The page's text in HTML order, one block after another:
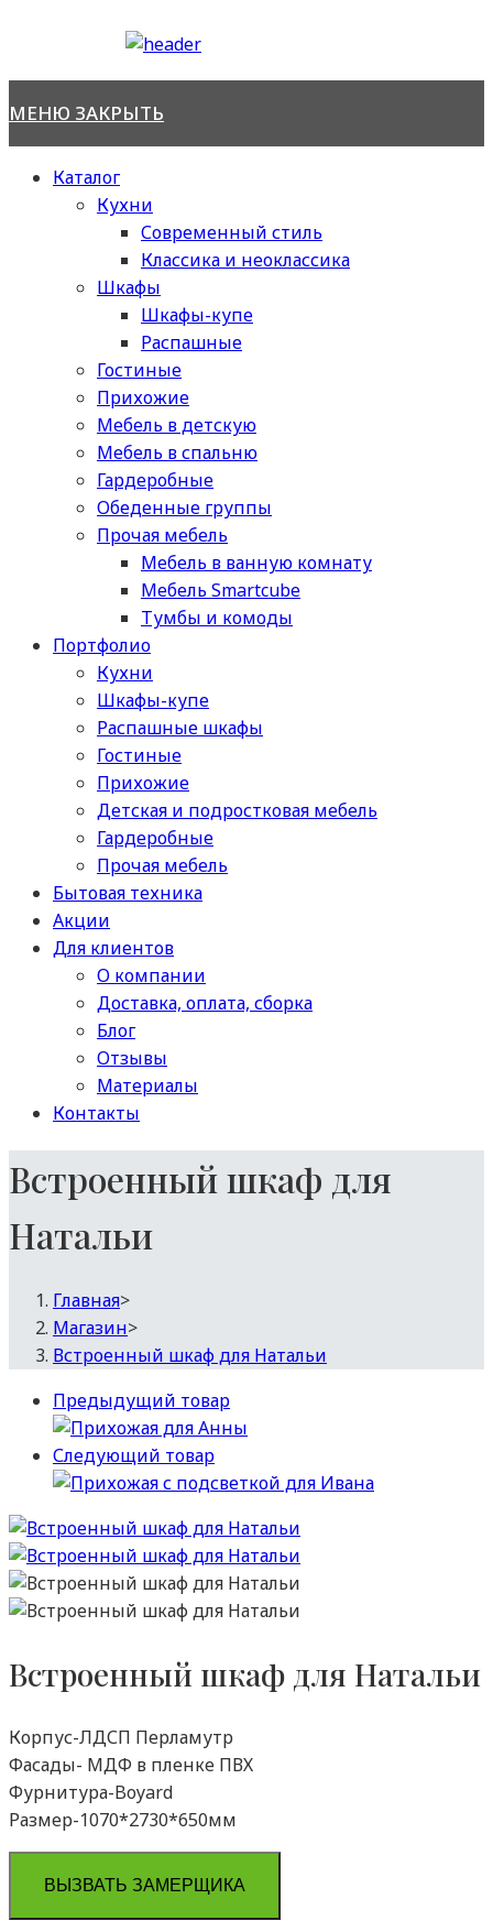
МЕНЮ ЗАКРЫТЬ
Каталог
Кухни
Современный стиль
Классика и неоклассика
Шкафы
Шкафы-купе
Распашные
Гостиные
Прихожие
Мебель в детскую
Мебель в спальню
Гардеробные
Обеденные группы
Прочая мебель
Мебель в ванную комнату
Мебель Smartcube
Тумбы и комоды
Портфолио
Кухни
Шкафы-купе
Распашные шкафы
Гостиные
Прихожие
Детская и подростковая мебель
Гардеробные
Прочая мебель
Бытовая техника
Акции
Для клиентов
О компании
Доставка, оплата, сборка
Блог
Отзывы
Материалы
Контакты
Встроенный шкаф для
Натальи
Главная>
Магазин>
Встроенный шкаф для Натальи
Предыдущий товар
Следующий товар
Встроенный шкаф для Натальи
Корпус-ЛДСП Перламутр
Фасады- МДФ в пленке ПВХ
Фурнитура-Boyard
Размер-1070*2730*650мм
ВЫЗВАТЬ ЗАМЕРЩИКА